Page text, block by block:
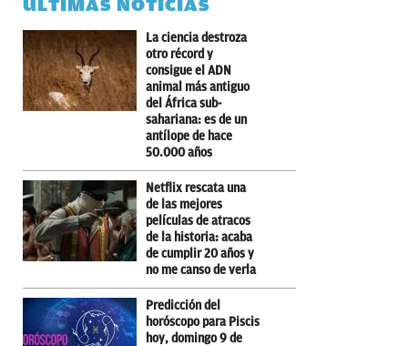
ÚLTIMAS NOTICIAS
La ciencia destroza
otro récord y
consigue el ADN
animal más antiguo
del África sub-
sahariana: es de un
antílope de hace
50.000 años
Netflix rescata una
de las mejores
películas de atracos
de la historia: acaba
de cumplir 20 años y
no me canso de verla
Predicción del
horóscopo para Piscis
hoy, domingo 9 de